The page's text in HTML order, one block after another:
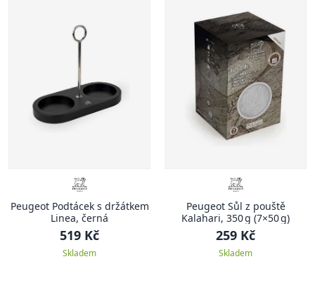
Peugeot Podtácek s držátkem
Linea, černá
519 Kč
Skladem
Peugeot Sůl z pouště
Kalahari, 350 g (7×50 g)
259 Kč
Skladem